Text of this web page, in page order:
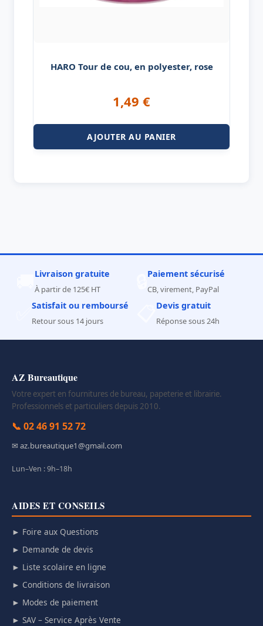
HARO Tour de cou, en polyester, rose
1,49 €
AJOUTER AU PANIER
Livraison gratuite
À partir de 125€ HT
Paiement sécurisé
CB, virement, PayPal
Satisfait ou remboursé
Retour sous 14 jours
Devis gratuit
Réponse sous 24h
AZ Bureautique
Votre expert en fournitures de bureau, papeterie et librairie.
Professionnels et particuliers depuis 2010.
📞 02 46 91 52 72
✉ az.bureautique1@gmail.com
Lun–Ven : 9h–18h
AIDES ET CONSEILS
► Foire aux Questions
► Demande de devis
► Liste scolaire en ligne
► Conditions de livraison
► Modes de paiement
► SAV – Service Après Vente